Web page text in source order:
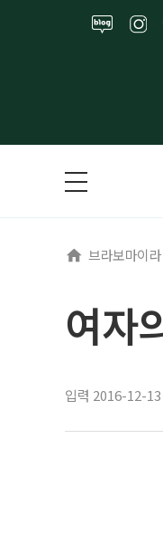
브라보마이
여자
입력 2016-12-